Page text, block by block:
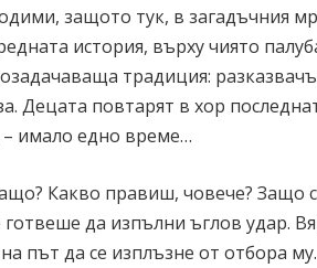
защото тук, в загадъчния
история, върху чиято
традиция:
Децата повтарят в хор
имало едно време…
Какво правиш, човече? Защо
да изпълни ъглов удар.
път да се изплъзне от отбора